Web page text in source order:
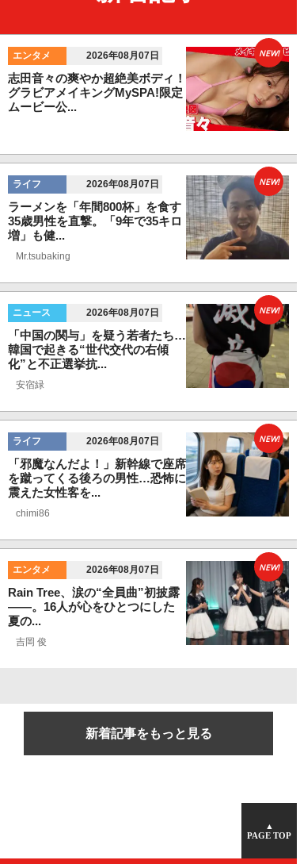
エンタメ 2026年08月07日
志田音々の爽やか超絶美ボディ！
グラビアメイキングMySPA!限定
ムービー公...
NEW!
ライフ 2026年08月07日
ラーメンを「年間800杯」を食す
35歳男性を直撃。「9年で35キロ
増」も健...
Mr.tsubaking
NEW!
ニュース 2026年08月07日
「中国の関与」を疑う若者たち…
韓国で起きる“世代交代の右傾
化”と不正選挙抗...
安宿緑
NEW!
ライフ 2026年08月07日
「邪魔なんだよ！」新幹線で座席
を蹴ってくる後ろの男性…恐怖に
震えた女性客を...
chimi86
NEW!
エンタメ 2026年08月07日
Rain Tree、涙の“全員曲”初披露
――。16人が心をひとつにした
夏の...
吉岡 俊
NEW!
新着記事をもっと見る
▲
PAGE TOP